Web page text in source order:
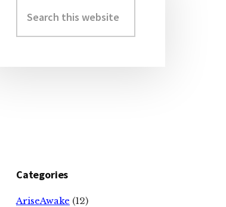
Primary
Sidebar
this
website
Categories
AriseAwake (12)